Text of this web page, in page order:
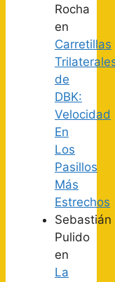
Rocha
en
Carretillas
de
DBK:
Velocidad
En
Los
Pasillos
Más
Estrechos
Sebastián
Pulido
en
La